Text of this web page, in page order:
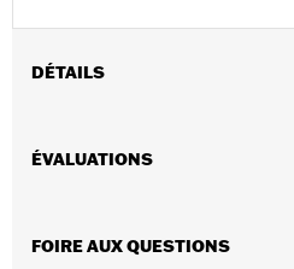
DÉTAILS
Caractéristiques fonctionnelles:
Material:Cotton
ÉVALUATIONS
FOIRE AUX QUESTIONS